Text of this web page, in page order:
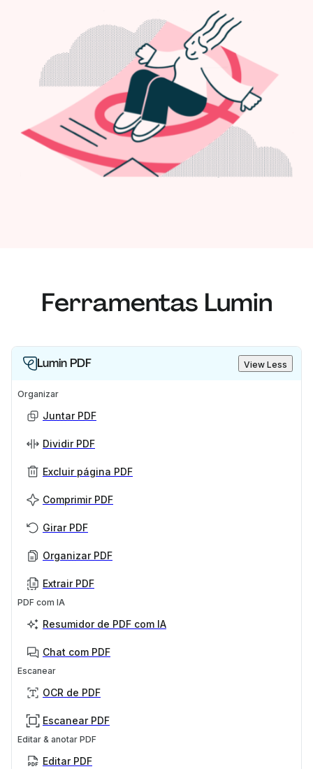
Ferramentas Lumin
Lumin PDF View Less
Organizar
Juntar PDF
Dividir PDF
Excluir página PDF
Comprimir PDF
Girar PDF
Organizar PDF
Extrair PDF
PDF com IA
Resumidor de PDF com IA
Chat com PDF
Escanear
OCR de PDF
Escanear PDF
Editar & anotar PDF
Editar PDF